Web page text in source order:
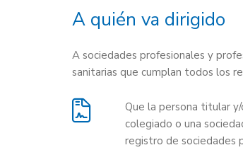
A quién va dirigido
A sociedades profesionales y
sanitarias que cumplan todos los
Que la persona titular
colegiado o una
registro de sociedades